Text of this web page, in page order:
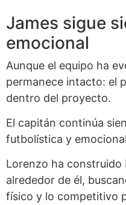
James sigue
emocional
Aunque el equipo ha
permanece intacto: el
dentro del proyecto.
El capitán continúa
futbolística y
Lorenzo ha construido
alrededor de él,
físico y lo competitivo